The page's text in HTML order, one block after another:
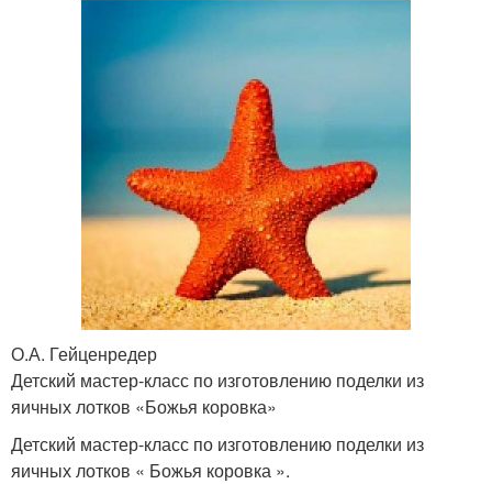
О.А. Гейценредер
Детский мастер-класс по изготовлению поделки из
яичных лотков «Божья коровка»
Детский мастер-класс по изготовлению поделки из
яичных лотков « Божья коровка ».